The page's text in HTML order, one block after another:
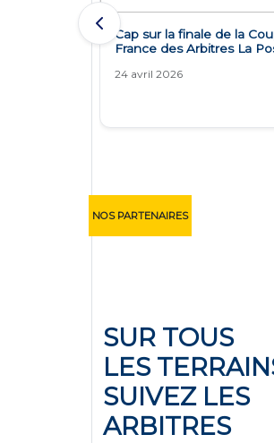
Cap sur la finale de la
France des Arbitres La
24 avril 2026
NOS PARTENAIRES
SUR TOUS
LES
SUIVEZ LES
ARBITRES